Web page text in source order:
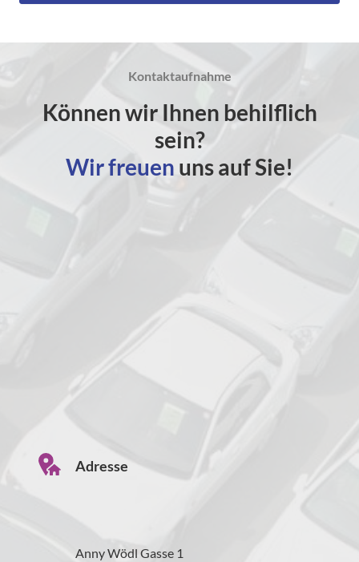
Kontaktaufnahme
Können wir Ihnen behilflich
sein?
Wir freuen uns auf Sie!
Adresse
Anny Wödl Gasse 1